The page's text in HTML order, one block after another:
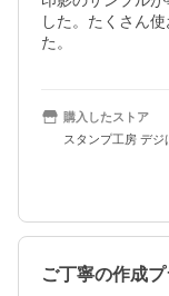
した。たくさん
た。
購入したストア
スタンプ工房 デジ